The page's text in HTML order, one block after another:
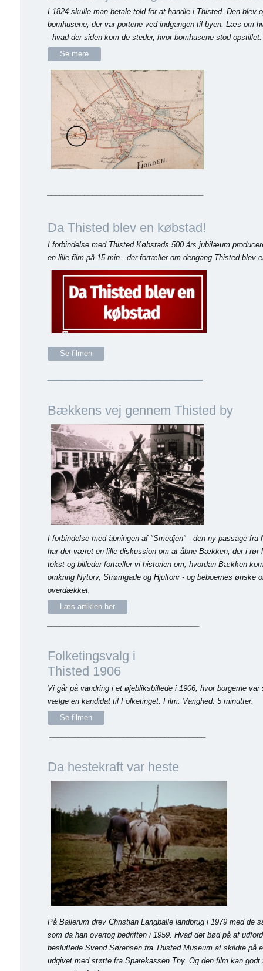
I 1824 skulle man betale told for at handle i Thisted. Den blev
bomhusene, der var portene ved indgangen til byen. Læs om
- hvad der siden kom de steder, hvor bomhusene stod opstillet.
Se mere
Da Thisted blev en købstad!
I forbindelse med Thisted Købstads 500 års jubilæum
en lille film på 15 min., der fortæller om dengang Thisted blev
Se filmen
Bækkens vej gennem Thisted by
I forbindelse med åbningen af "Smedjen" - den ny passage fra
har der været en lille diskussion om at åbne Bækken, der i rør
tekst og billeder fortæller vi historien om, hvordan Bækken
omkring Nytorv, Strømgade og Hjultorv - og beboernes ønske
overdækket.
Læs artiklen her
Folketingsvalg i
Thisted 1906
Vi går på vandring i et øjebliksbillede i 1906, hvor borgerne
vælge en kandidat til Folketinget. Film: Varighed: 5 minutter.
Se filmen
Da hestekraft var heste
På Ballerum drev Christian Langballe landbrug i 1979 med de
som da han overtog bedriften i 1959. Hvad det bød på af
besluttede Svend Sørensen fra Thisted Museum at skildre på
udgivet med støtte fra Sparekassen Thy. Og den film kan godt